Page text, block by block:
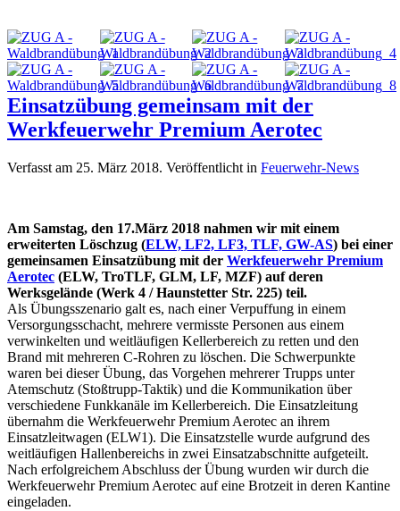
Einsatzübung gemeinsam mit der
Werkfeuerwehr Premium Aerotec
Verfasst am 25. März 2018. Veröffentlicht in Feuerwehr-News
Am Samstag, den 17.März 2018 nahmen wir mit einem
erweiterten Löschzug (ELW, LF2, LF3, TLF, GW-AS) bei einer
gemeinsamen Einsatzübung mit der Werkfeuerwehr Premium
Aerotec (ELW, TroTLF, GLM, LF, MZF) auf deren
Werksgelände (Werk 4 / Haunstetter Str. 225) teil.
Als Übungsszenario galt es, nach einer Verpuffung in einem
Versorgungsschacht, mehrere vermisste Personen aus einem
verwinkelten und weitläufigen Kellerbereich zu retten und den
Brand mit mehreren C-Rohren zu löschen. Die Schwerpunkte
waren bei dieser Übung, das Vorgehen mehrerer Trupps unter
Atemschutz (Stoßtrupp-Taktik) und die Kommunikation über
verschiedene Funkkanäle im Kellerbereich. Die Einsatzleitung
übernahm die Werkfeuerwehr Premium Aerotec an ihrem
Einsatzleitwagen (ELW1). Die Einsatzstelle wurde aufgrund des
weitläufigen Hallenbereichs in zwei Einsatzabschnitte aufgeteilt.
Nach erfolgreichem Abschluss der Übung wurden wir durch die
Werkfeuerwehr Premium Aerotec auf eine Brotzeit in deren Kantine
eingeladen.